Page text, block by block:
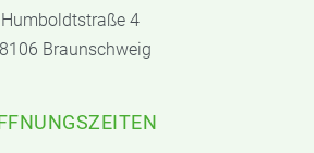
Humboldtstraße 4
Braunschweig